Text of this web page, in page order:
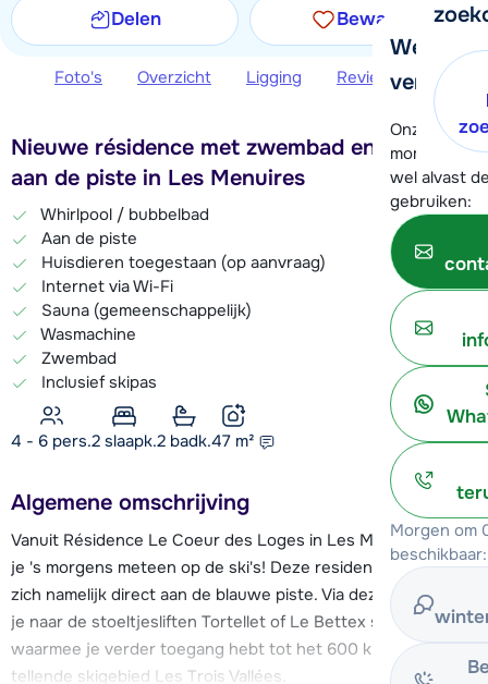
We
verder!
Onze
moment
wel alvast
gebruiken:
Morgen om
beschikbaar:
Delen Bewaren
Foto's Overzicht Ligging Reviews
Nieuwe résidence met zwembad en wellness
aan de piste in Les Menuires
Whirlpool / bubbelbad
Aan de piste
Huisdieren toegestaan (op aanvraag)
Internet via Wi-Fi
Sauna (gemeenschappelijk)
Wasmachine
Zwembad
Inclusief skipas
4 - 6 pers.2 slaapk.2 badk.47 m²
Algemene omschrijving
Vanuit Résidence Le Coeur des Loges in Les Menuires stap
je 's morgens meteen op de ski's! Deze residence bevindt
zich namelijk direct aan de blauwe piste. Via deze piste kun
je naar de stoeltjesliften Tortellet of Le Bettex skiën,
waarmee je verder toegang hebt tot het 600 km piste
tellende skigebied Les Trois Vallées.